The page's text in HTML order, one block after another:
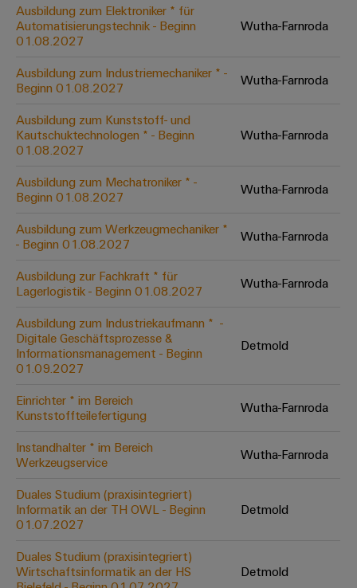
die
Prozessindustrie
Mehr
Ressourceneffizienz
Sonnenenergie
Schaltschrankbau
für
die
im
Schaltschrankbau
Schienenfahrzeuge
Moderne
digitale
Lösungen
für
klimafreundliche
im
Bahnverkehr
Schiffbau
Umfassende
für
die
maritime
Wasseraufbereitung
Industrial
Service
Platform
easyConnect
EZA-
Regler
Gerätehersteller
Leiterplattensteckverbinder
Leiterplattenklemmen
Connector
Services
Equipment
(OEM)
Engineering-
Visualisierungstools
Energiemessung
und
Smart
Metering
Weidmüller
Industrial
AI
Remote
Access
&
Cloud-
Services
Industrial
Service
Platform
easyConnect
Werkstatt
Zubehör
OCI-
EDI-
Schnittstelle
ALLE
Systemintegratoren
Messen
&
Events
Globale
Messen
&
Chancen in der
Unser
Thüringen
Ausbildung zum Elektroniker * für
Automatisierungstechnik - Beginn
01.08.2027
Wutha-Farnroda
Ausbildung zum Industriemechaniker * -
Beginn 01.08.2027
Wutha-Farnroda
Ausbildung zum Kunststoff- und
Kautschuktechnologen * - Beginn
01.08.2027
Wutha-Farnroda
Ausbildung zum Mechatroniker * -
Beginn 01.08.2027
Wutha-Farnroda
Ausbildung zum Werkzeugmechaniker *
- Beginn 01.08.2027
Wutha-Farnroda
Ausbildung zur Fachkraft * für
Lagerlogistik - Beginn 01.08.2027
Wutha-Farnroda
Ausbildung zum Industriekaufmann * ​ -
Digitale Geschäftsprozesse &
Informationsmanagement - Beginn
01.09.2027
Detmold
Einrichter * im Bereich
Kunststoffteilefertigung
Wutha-Farnroda
Instandhalter * im Bereich
Werkzeugservice
Wutha-Farnroda
Duales Studium (praxisintegriert)
Informatik an der TH OWL - Beginn
01.07.2027
Detmold
Duales Studium (praxisintegriert)
Wirtschaftsinformatik an der HS
Detmold